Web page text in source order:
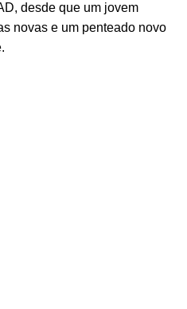
desde que um jovem
novas e um penteado novo